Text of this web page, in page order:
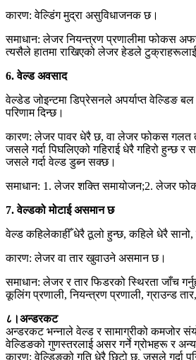
कारण: वेल्डिंग मुद्रा असुविधाजनक छ।
समाधान: लेजर नियन्त्रण प्रणालीमा फोकस
त्यसैले हातमा राखिएको लेजर हेडले
6. वेल्ड अवसाद
वेल्डेड जोइन्टमा डिप्रेसनले अपर्याप्त वेल्डिङ
परिणाम दिन्छ।
कारण: लेजर पावर धेरै छ, वा लेजर फोकस गलत
जसले गर्दा पिघलिएको गहिराई धेरै गहिरो हुन्छ र
जसले गर्दा वेल्ड डुब्न सक्छ।
समाधान: 1. लेजर शक्ति समायोजन;2. लेजर
7. वेल्डको मोटाई असमान छ
वेल्ड कहिलेकाहीँ धेरै ठूलो हुन्छ, कहिले धेरै सानो,
कारण: लेजर वा तार खुवाउने असमान छ।
समाधान: लेजर र तार फिडरको स्थिरता जाँच
कूलिंग प्रणाली, नियन्त्रण प्रणाली, ग्राउन्ड
८।अन्डरकट
अन्डरकट भन्नाले वेल्ड र सामाग्रीको कमजोर
वेल्डिङको गुणस्तरलाई असर गर्ने ग्रोभहरू र
कारण: वेल्डिङको गति धेरै छिटो छ, जसले गर्दा